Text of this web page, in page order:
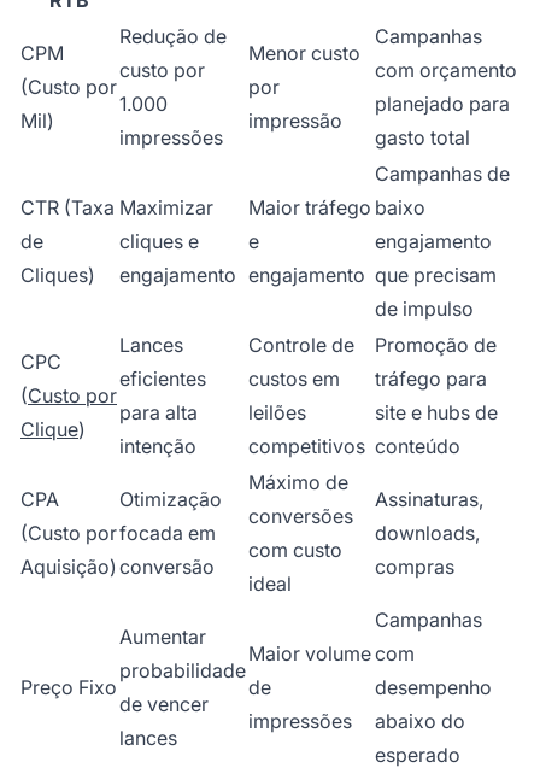
CPM
(Custo por
Mil)
Redução de
custo por
1.000
impressões
Menor custo
por
impressão
Campanhas
com orçamento
planejado para
gasto total
CTR (Taxa
de
Cliques)
Maximizar
cliques e
engajamento
Maior tráfego
e
engajamento
Campanhas de
baixo
engajamento
que precisam
de impulso
CPC
(Custo por
Clique)
Lances
eficientes
para alta
intenção
Controle de
custos em
leilões
competitivos
Promoção de
tráfego para
site e hubs de
conteúdo
CPA
(Custo por
Aquisição)
Otimização
focada em
conversão
Máximo de
conversões
com custo
ideal
Assinaturas,
downloads,
compras
Preço Fixo
Aumentar
probabilidade
de vencer
lances
Maior volume
de
impressões
Campanhas
com
desempenho
abaixo do
esperado